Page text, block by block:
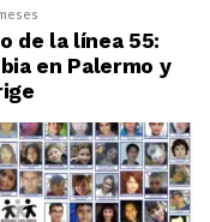
de la línea 55:
en Palermo y